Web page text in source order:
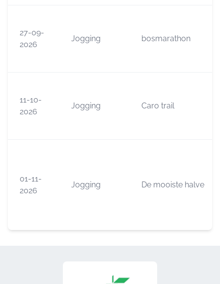
27-09-
2026
Jogging bosmarathon
11-10-
2026
Jogging Caro trail
01-11-
2026
Jogging De mooiste halve